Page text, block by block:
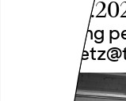
Do,
Anmeldung